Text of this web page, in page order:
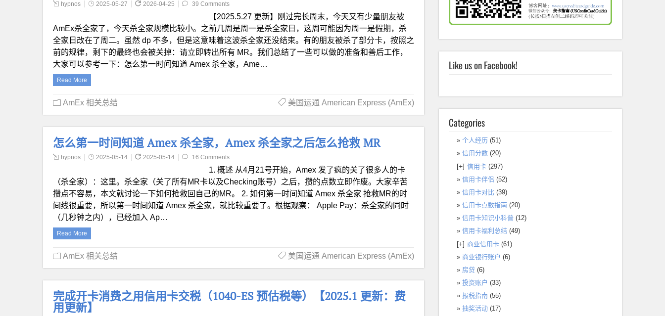
hypnos 2025-05-27 2026-04-25 39 Comments
【2025.5.27 更新】刚过完长周末，今天又有少量朋友被
AmEx杀全家了，今天杀全家规模比较小。之前几周是周一是杀全家日，这周可能因为周一是假期，杀
全家日改在了周二。虽然 dp 不多，但是这意味着这波杀全家还没结束。有的朋友被杀了部分卡，按照之
前的规律，剩下的最终也会被关掉：请立即转出所有 MR。我们总结了一些可以做的准备和善后工作，
大家可以参考一下：怎么第一时间知道 Amex 杀全家，Ame…
Read More
AmEx 相关总结 美国运通 American Express (AmEx)
怎么第一时间知道 Amex 杀全家，Amex 杀全家之后怎么抢救 MR
hypnos 2025-05-14 2025-05-14 16 Comments
1. 概述 从4月21号开始，Amex 发了疯的关了很多人的卡
（杀全家）：这里。杀全家（关了所有MR卡以及Checking账号）之后，攒的点数立即作废。大家辛苦
攒点不容易，本文就讨论一下如何抢救回自己的MR。 2. 如何第一时间知道 Amex 杀全家 抢救MR的时
间线很重要，所以第一时间知道 Amex 杀全家，就比较重要了。根据观察： Apple Pay：杀全家的同时
（几秒钟之内），已经加入 Ap…
Read More
AmEx 相关总结 美国运通 American Express (AmEx)
完成开卡消费之用信用卡交税（1040-ES 预估税等）【2025.1 更新：费
用更新】
Like us on Facebook!
Categories
个人经历 (51)
信用分数 (20)
[+] 信用卡 (297)
信用卡伴侣 (52)
信用卡对比 (39)
信用卡点数指南 (20)
信用卡知识小科普 (12)
信用卡福利总结 (49)
[+] 商业信用卡 (61)
商业银行账户 (6)
房贷 (6)
投资账户 (33)
报税指南 (55)
抽奖活动 (17)